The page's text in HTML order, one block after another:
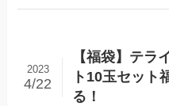
【福袋】テラ
ト10玉セット
る！
2023
4/22